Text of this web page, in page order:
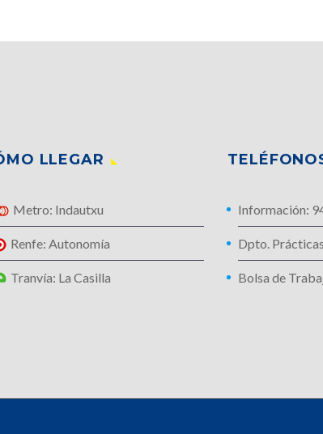
LLEGAR
Metro: Indautxu
Renfe: Autonomía
Tranvía: La Casilla
Información:
Dpto.
Bolsa de